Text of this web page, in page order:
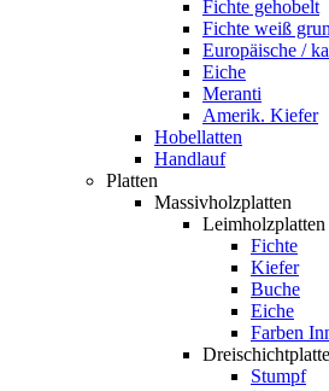
Fichte gehobelt
Fichte weiß
Europäische /
Eiche
Meranti
Amerik. Kiefer
Hobellatten
Handlauf
Platten
Massivholzplatten
Leimholzplatten
Fichte
Kiefer
Buche
Eiche
Farben
Stumpf